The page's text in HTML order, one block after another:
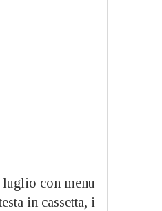
con menu
in cassetta, i